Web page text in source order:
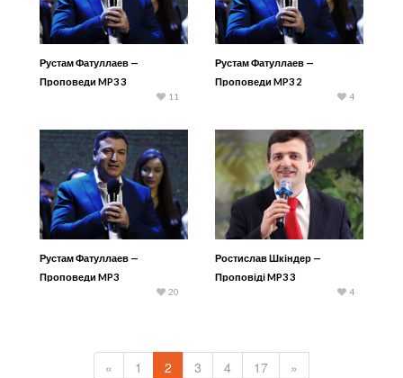
Рустам Фатуллаев —
Проповеди MP3 3
11
Рустам Фатуллаев —
Проповеди MP3 2
4
Рустам Фатуллаев —
Проповеди MP3
20
Ростислав Шкіндер —
Проповіді MP3 3
4
« 1 2 3 4 17 »